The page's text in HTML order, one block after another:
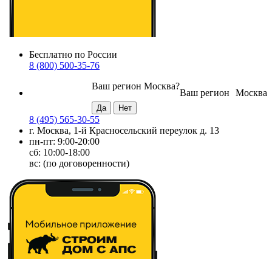
Бесплатно по России
8 (800) 500-35-76
Москва
Ваш регион
Ваш регион Москва?
8 (495) 565-30-55
г. Москва, 1-й Красносельский переулок д. 13
пн-пт: 9:00-20:00
сб: 10:00-18:00
вс: (по договоренности)